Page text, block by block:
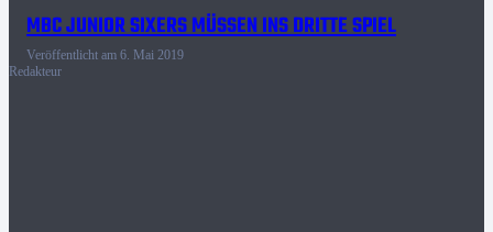
MBC JUNIOR SIXERS MÜSSEN INS DRITTE SPIEL
Veröffentlicht am 6. Mai 2019
Redakteur